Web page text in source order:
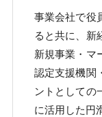
事業会社で役
ると共に、新
新規事業・マ
認定支援機関
ントとしての
に活用した円